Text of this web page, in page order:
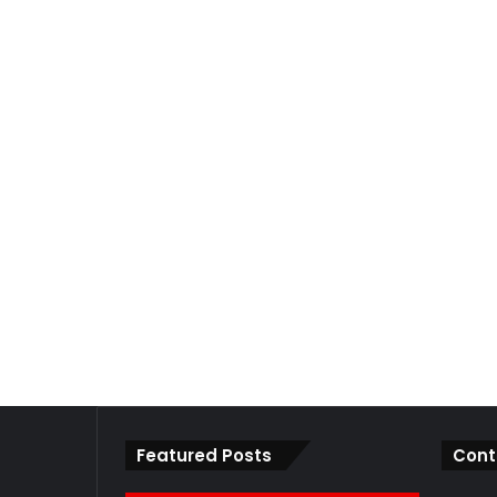
Featured Posts